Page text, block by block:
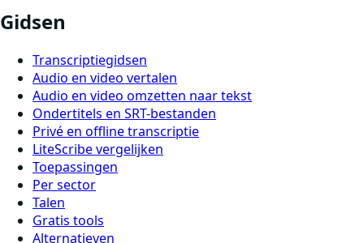
Gidsen
Transcriptiegidsen
Audio en video vertalen
Audio en video omzetten naar tekst
Ondertitels en SRT-bestanden
Privé en offline transcriptie
LiteScribe vergelijken
Toepassingen
Per sector
Talen
Gratis tools
Alternatieven